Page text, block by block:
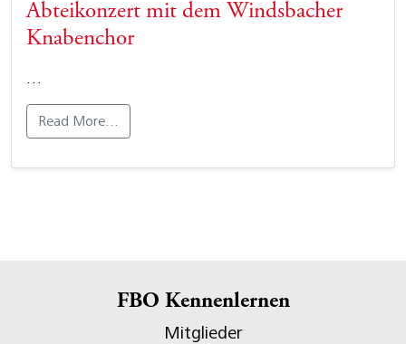
Abteikonzert mit dem Windsbacher
Knabenchor
…
Read More…
FBO Kennenlernen
Mitglieder